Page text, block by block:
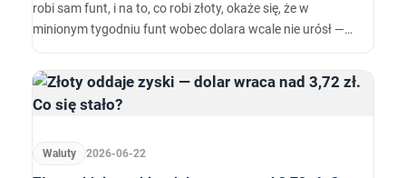
robi sam funt, i na to, co robi złoty, okaże się, że w
minionym tygodniu funt wobec dolara wcale nie urósł —
słabnącego złotego.…
Waluty 2026-06-22